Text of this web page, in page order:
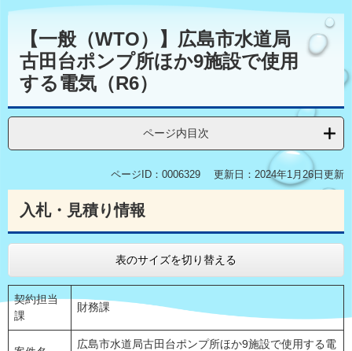
本
【一般（WTO）】広島市水道局
古田台ポンプ所ほか9施設で使用
する電気（R6）
ページ内目次
ページID：0006329 更新日：2024年1月26日更新
入札・見積り情報
表のサイズを切り替える
契約担当
課
財務課
広島市水道局古田台ポンプ所ほか9施設で使用する電